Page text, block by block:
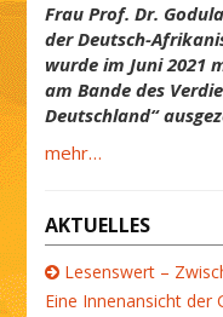
Frau Prof. Dr.
der Deutsch-
wurde im Juni 2021
am Bande des
Deutschland“
mehr…
AKTUELLES
Lesenswert –
Eine Innenansicht der